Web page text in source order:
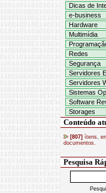
Dicas de
e-business
Hardware
Multimídia
Redes
Segurança
Servidores
Servidores
Sistemas
Software
Storages
Conteúdo
[807] ítens,
documentos.
Pesquisa